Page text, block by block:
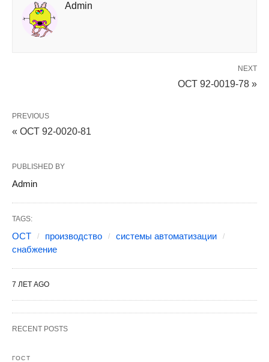
Admin
NEXT
ОСТ 92-0019-78 »
PREVIOUS
« ОСТ 92-0020-81
PUBLISHED BY
Admin
TAGS:
ОСТ производство
системы автоматизации
снабжение
7 ЛЕТ AGO
RECENT POSTS
ГОСТ